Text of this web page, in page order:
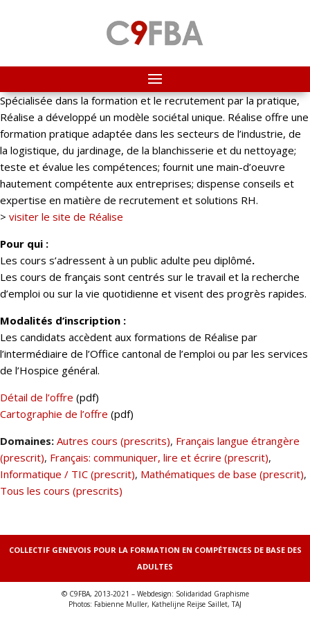
Spécialisée dans la formation et le recrutement par la pratique,
Réalise a développé un modèle sociétal unique. Réalise offre une
formation pratique adaptée dans les secteurs de l’industrie, de
la logistique, du jardinage, de la blanchisserie et du nettoyage;
teste et évalue les compétences; fournit une main-d’oeuvre
hautement compétente aux entreprises; dispense conseils et
expertise en matière de recrutement et solutions RH.
> visiter le site de Réalise
Pour qui :
Les cours s’adressent à un public adulte peu diplômé.
Les cours de français sont centrés sur le travail et la recherche
d’emploi ou sur la vie quotidienne et visent des progrès rapides.
Modalités d’inscription :
Les candidats accèdent aux formations de Réalise par
l’intermédiaire de l’Office cantonal de l’emploi ou par les services
de l’Hospice général.
Détail de l’offre (pdf)
Cartographie de l’offre (pdf)
Domaines: Autres cours (prescrits), Français langue étrangère
(prescrit), Français: communiquer, lire et écrire (prescrit),
Informatique / TIC (prescrit), Mathématiques de base (prescrit),
Tous les cours (prescrits)
COLLECTIF GENEVOIS POUR LA FORMATION EN COMPÉTENCES DE BASE DES
ADULTES
© C9FBA, 2013-2021 – Webdesign: Solidaridad Graphisme
Photos: Fabienne Muller, Kathelijne Reijse Saillet, TAJ